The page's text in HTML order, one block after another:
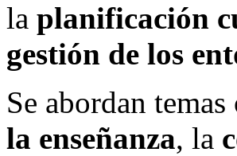
la planificación
gestión de los
Se abordan
la enseñanza, la